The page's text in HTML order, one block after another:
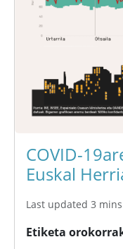
COVID-
Euskal
Last updated 3
Etiketa